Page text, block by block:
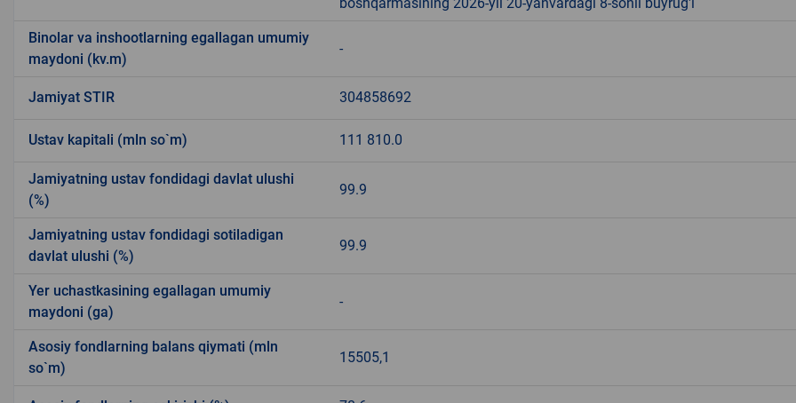
boshqarmasining 2026-yil 20-yanvardagi 8-sonli buyrug'i
Binolar va inshootlarning egallagan umumiy
maydoni (kv.m)
-
Jamiyat STIR 304858692
Ustav kapitali (mln so`m) 111 810.0
Jamiyatning ustav fondidagi davlat ulushi
(%)
99.9
Jamiyatning ustav fondidagi sotiladigan
davlat ulushi (%)
99.9
Yer uchastkasining egallagan umumiy
maydoni (ga)
-
Asosiy fondlarning balans qiymati (mln
so`m)
15505,1